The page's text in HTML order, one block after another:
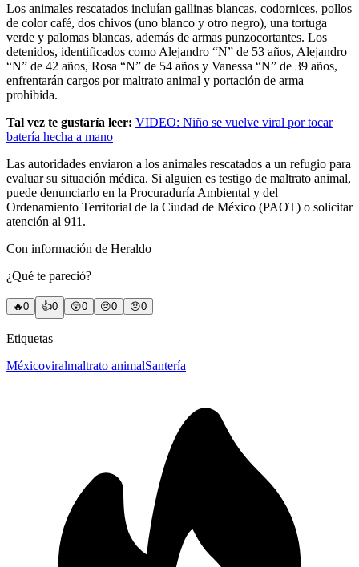
Los animales rescatados incluían gallinas blancas, codornices, pollos
de color café, dos chivos (uno blanco y otro negro), una tortuga
verde y palomas blancas, además de armas punzocortantes. Los
detenidos, identificados como Alejandro “N” de 53 años, Alejandro
“N” de 42 años, Rosa “N” de 54 años y Vanessa “N” de 39 años,
enfrentarán cargos por maltrato animal y portación de arma
prohibida.
Tal vez te gustaría leer: VIDEO: Niño se vuelve viral por tocar
batería hecha a mano
Las autoridades enviaron a los animales rescatados a un refugio para
evaluar su situación médica. Si alguien es testigo de maltrato animal,
puede denunciarlo en la Procuraduría Ambiental y del
Ordenamiento Territorial de la Ciudad de México (PAOT) o solicitar
atención al 911.
Con información de Heraldo
¿Qué te pareció?
🔥0 👍0 😲0 😢0 😠0
Etiquetas
Méxicoviralmaltrato animalSantería